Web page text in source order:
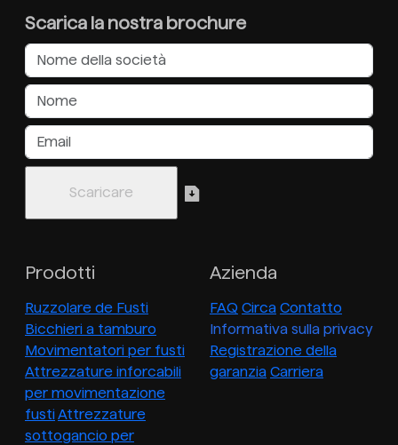
Scarica la nostra brochure
Prodotti
Ruzzolare de Fusti
Bicchieri a tamburo
Movimentatori per fusti
Attrezzature inforcabili
per movimentazione
fustiAttrezzature
sottogancio per
Azienda
FAQ Circa Contatto
Informativa sulla privacy
Registrazione della
garanzia Carriera